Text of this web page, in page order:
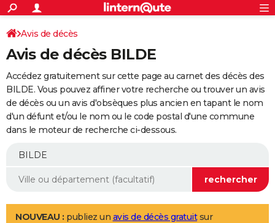
ACTUALITÉS
Politique
Société
Faits Divers
Education
Monde
Villes
+
SPORT
Coupe du monde 2026
Football
Tennis
Cyclisme
Rugby
Forum
Programme TV
TNT
Streaming
Cinéma
Sorties cinéma
Musique
+
FINANCE
Retraite
Impôts
Epargne
Immobilier
Risques naturels par ville
Banque
Assurance
Crédit
AUTO
Essais
Réserver un essai
Citadines
Berlines
SUV
Forum auto
+
Mobiles
Meilleur smartphone
Internet
Ordinateurs
Jeux vidéo
Guide high-tech
Aménagement intérieur
LIFESTYLE
Avis de décès
Avis de décès BILDE
Accédez gratuitement sur cette page au carnet des décès des
BILDE. Vous pouvez affiner votre recherche ou trouver un avis
de décès ou un avis d'obsèques plus ancien en tapant le nom
d'un défunt et/ou le nom ou le code postal d'une commune
dans le moteur de recherche ci-dessous.
NOUVEAU : publiez un avis de décès gratuitsur